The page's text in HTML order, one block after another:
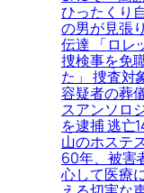
ひったくり
の男が見張
伝達 「ロレ
捜検事を免
た」 捜査対
容疑者の葬
スアンソロ
を逮捕 逃亡
山のホステ
60年、被害
心して医療